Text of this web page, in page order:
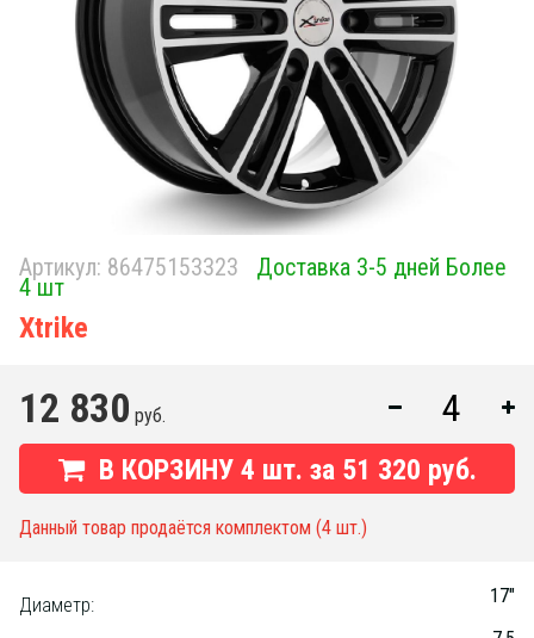
Артикул: 86475153323 Доставка 3-5 дней Более
4 шт
Xtrike
12 830 руб.
В КОРЗИНУ 4 шт. за 51 320 руб.
Данный товар продаётся комплектом (4 шт.)
Диаметр: 17"